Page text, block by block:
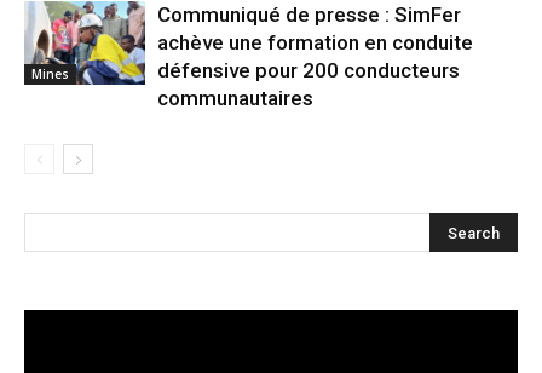
Mines
Communiqué de presse : SimFer
achève une formation en conduite
défensive pour 200 conducteurs
communautaires